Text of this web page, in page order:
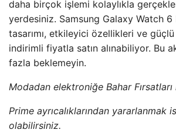
daha birçok işlemi kolaylıkla
yerdesiniz. Samsung Galaxy Watch 6
tasarımı, etkileyici özellikleri ve
indirimli fiyatla satın alınabiliyor. Bu
fazla beklemeyin.
Modadan elektroniğe Bahar
Prime ayrıcalıklarından yararlanmak
olabilirsiniz.